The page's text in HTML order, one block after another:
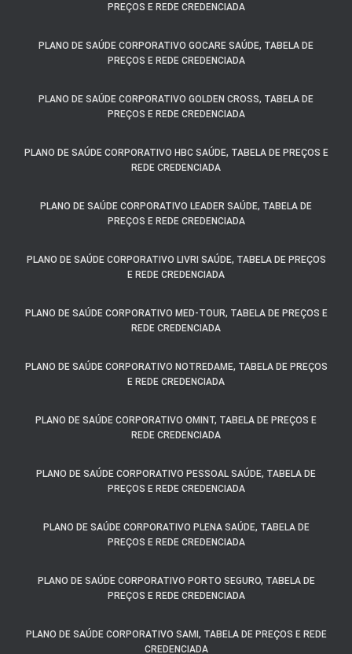
PREÇOS E REDE CREDENCIADA
PLANO DE SAÚDE CORPORATIVO GOCARE SAÚDE, TABELA DE
PREÇOS E REDE CREDENCIADA
PLANO DE SAÚDE CORPORATIVO GOLDEN CROSS, TABELA DE
PREÇOS E REDE CREDENCIADA
PLANO DE SAÚDE CORPORATIVO HBC SAÚDE, TABELA DE PREÇOS E
REDE CREDENCIADA
PLANO DE SAÚDE CORPORATIVO LEADER SAÚDE, TABELA DE
PREÇOS E REDE CREDENCIADA
PLANO DE SAÚDE CORPORATIVO LIVRI SAÚDE, TABELA DE PREÇOS
E REDE CREDENCIADA
PLANO DE SAÚDE CORPORATIVO MED-TOUR, TABELA DE PREÇOS E
REDE CREDENCIADA
PLANO DE SAÚDE CORPORATIVO NOTREDAME, TABELA DE PREÇOS
E REDE CREDENCIADA
PLANO DE SAÚDE CORPORATIVO OMINT, TABELA DE PREÇOS E
REDE CREDENCIADA
PLANO DE SAÚDE CORPORATIVO PESSOAL SAÚDE, TABELA DE
PREÇOS E REDE CREDENCIADA
PLANO DE SAÚDE CORPORATIVO PLENA SAÚDE, TABELA DE
PREÇOS E REDE CREDENCIADA
PLANO DE SAÚDE CORPORATIVO PORTO SEGURO, TABELA DE
PREÇOS E REDE CREDENCIADA
PLANO DE SAÚDE CORPORATIVO SAMI, TABELA DE PREÇOS E REDE
CREDENCIADA